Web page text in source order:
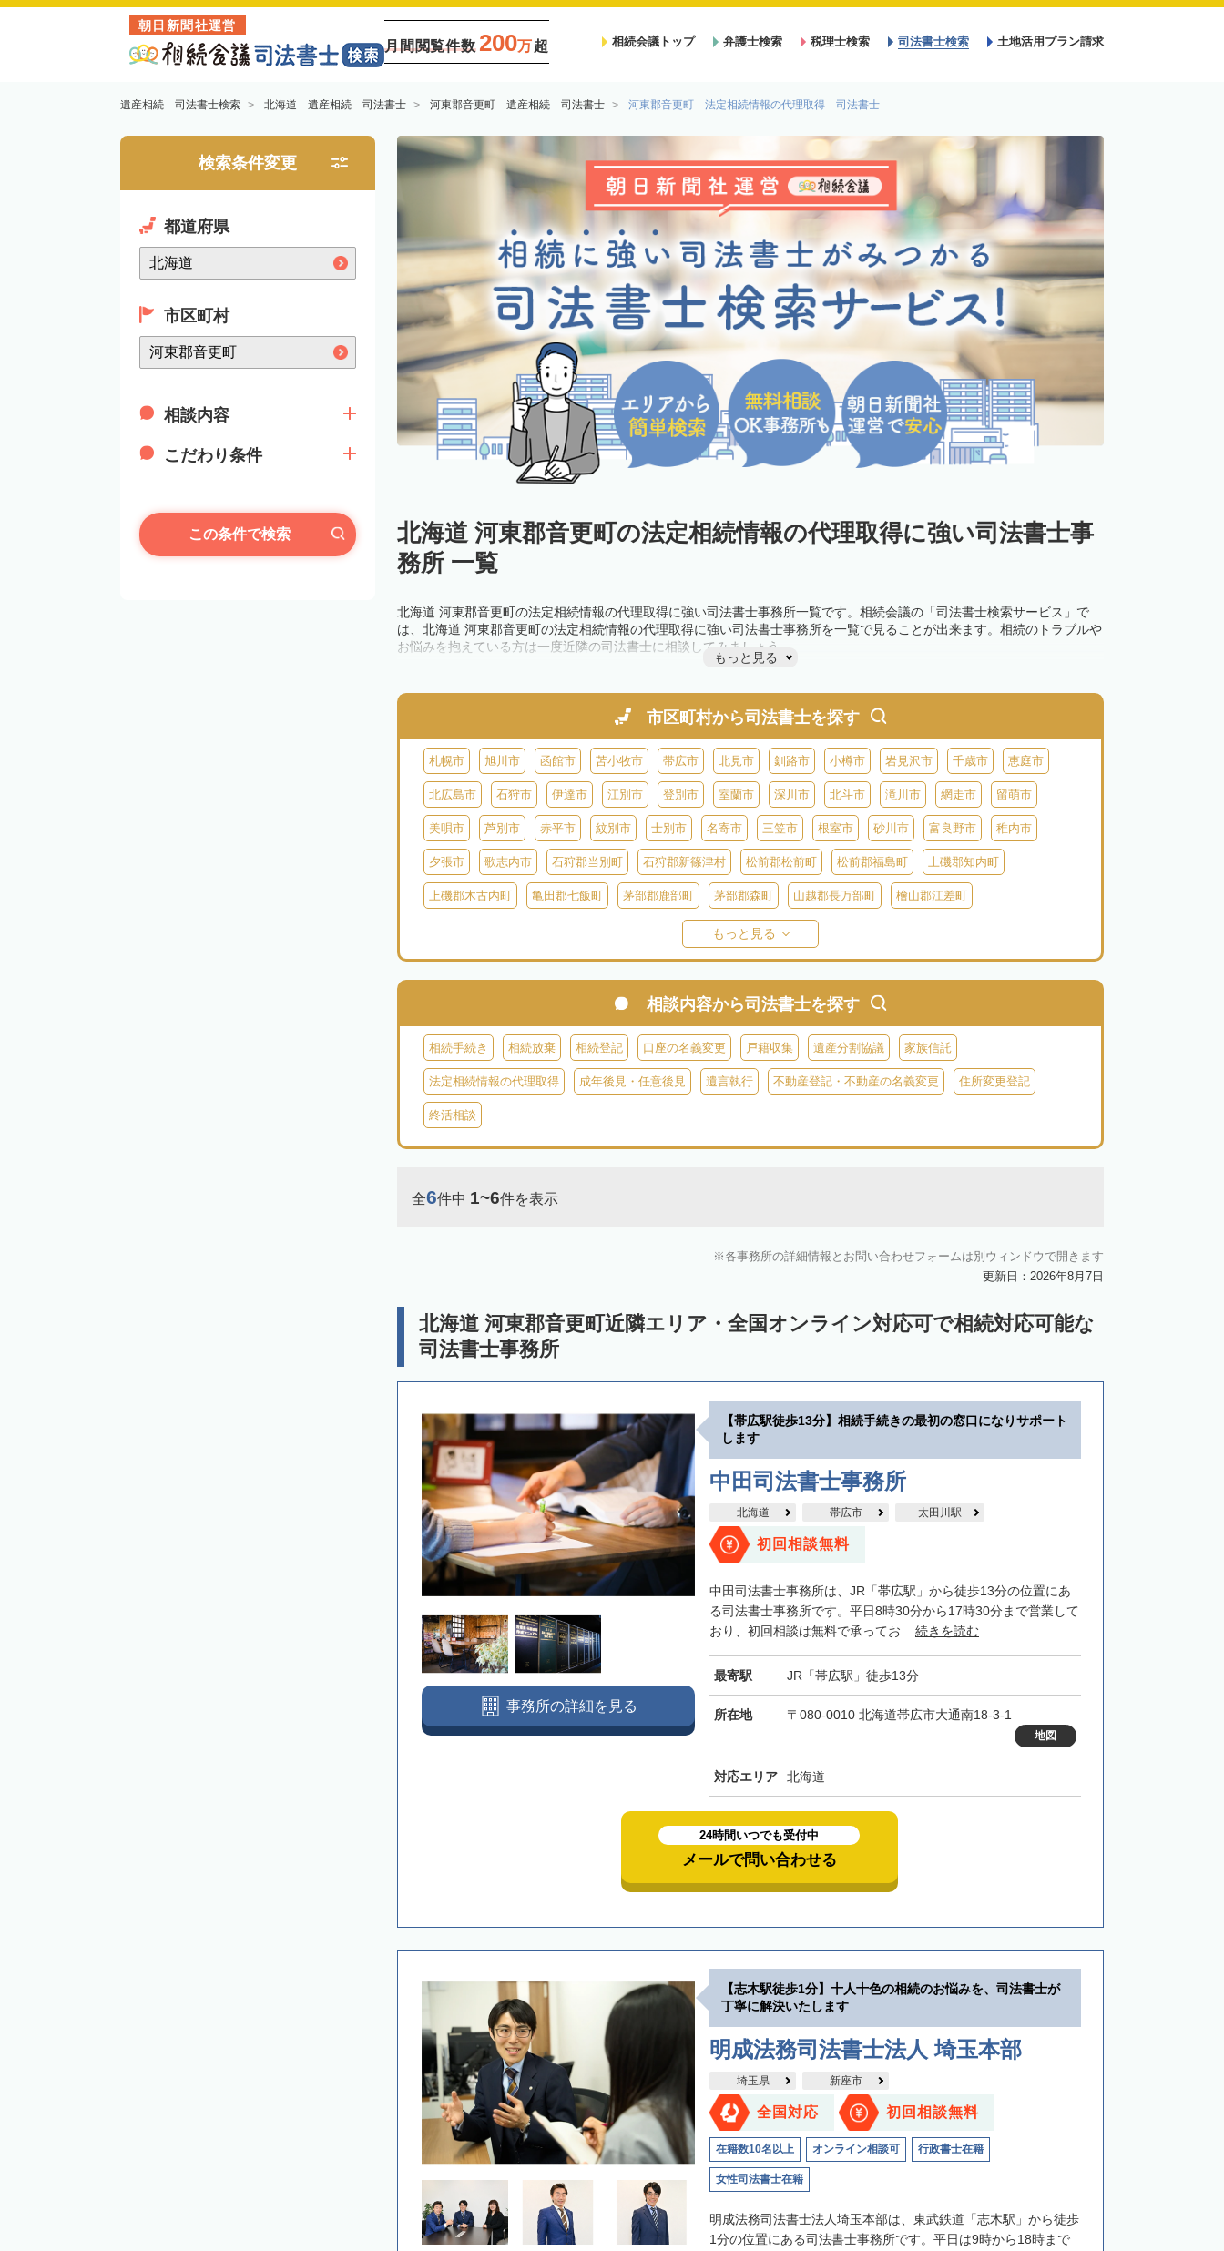
朝日新聞社運営
月間閲覧件数 200万超 相続会議トップ 弁護士検索 税理士検索 司法書士検索 土地活用プラン請求
遺産相続 司法書士検索 北海道 遺産相続 司法書士 河東郡音更町 遺産相続 司法書士 河東郡音更町 法定相続情報の代理取得 司法書士
検索条件変更
都道府県
市区町村
相談内容
こだわり条件
この条件で検索
北海道 河東郡音更町の法定相続情報の代理取得に強い司法書士事
務所 一覧
北海道 河東郡音更町の法定相続情報の代理取得に強い司法書士事務所一覧です。相続会議の「司法書士検索サービス」で
は、北海道 河東郡音更町の法定相続情報の代理取得に強い司法書士事務所を一覧で見ることが出来ます。相続のトラブルや
お悩みを抱えている方は一度近隣の司法書士に相談してみましょう。
もっと見る
市区町村から司法書士を探す
札幌市 旭川市 函館市 苫小牧市 帯広市 北見市 釧路市 小樽市 岩見沢市 千歳市 恵庭市
北広島市 石狩市 伊達市 江別市 登別市 室蘭市 深川市 北斗市 滝川市 網走市 留萌市
美唄市 芦別市 赤平市 紋別市 士別市 名寄市 三笠市 根室市 砂川市 富良野市 稚内市
夕張市 歌志内市 石狩郡当別町 石狩郡新篠津村 松前郡松前町 松前郡福島町 上磯郡知内町
上磯郡木古内町 亀田郡七飯町 茅部郡鹿部町 茅部郡森町 山越郡長万部町 檜山郡江差町
奥尻郡奥尻町
島牧郡島牧村 寿都郡寿都町 寿都郡黒松内町 磯谷郡蘭越町 虻田郡ニセコ町 虻田郡倶知安町
虻田郡喜茂別町 虻田郡京極町 虻田郡豊浦町
岩内郡共和町 岩内郡岩内町 二海郡八雲町 古宇郡泊村 古宇郡神恵内村 古平郡古平町 積丹郡積丹町
余市郡仁木町 余市郡余市町 余市郡赤井川村 空知郡南幌町 空知郡奈井江町 空知郡上砂川町
空知郡上富良野町 空知郡中富良野町 空知郡南富良野町 夕張郡由仁町 夕張郡長沼町 夕張郡栗山町
樺戸郡月形町
上川郡東神楽町 上川郡鷹栖町
中川郡幕別町 中川郡池田町 中川郡豊頃町
天塩郡遠別町 天塩郡天塩町 天塩郡豊富町 天塩郡幌延町 宗谷郡猿払村 枝幸郡浜頓別町
斜里郡清里町 斜里郡小清水町 常呂郡訓子府町
常呂郡置戸町 常呂郡佐呂間町 紋別郡遠軽町 紋別郡湧別町
紋別郡西興部村 紋別郡雄武町 有珠郡壮瞥町 白老郡白老町 沙流郡日高町 沙流郡平取町
浦河郡浦河町 様似郡様似町 幌泉郡えりも町
河東郡上士幌町 河東郡鹿追町 河西郡芽室町 河西郡中札内村 河西郡更別村
広尾郡広尾町 足寄郡足寄町 足寄郡陸別町
白糠郡白糠町 野付郡別海町 標津郡中標津町
標津郡標津町 目梨郡羅臼町
もっと見る
相談内容から司法書士を探す
相続手続き 相続放棄 相続登記 口座の名義変更 戸籍収集 遺産分割協議 家族信託
法定相続情報の代理取得 成年後見・任意後見 遺言執行 不動産登記・不動産の名義変更 住所変更登記
終活相談
全6件中 1~6件を表示
各事務所の詳細情報とお問い合わせフォームは別ウィンドウで開きます
更新日：2026年8月7日
北海道 河東郡音更町近隣エリア・全国オンライン対応可で相続対応可能な
司法書士事務所
【帯広駅徒歩13分】相続手続きの最初の窓口になりサポート
します
中田司法書士事務所
北海道 帯広市 太田川駅
初回相談無料
中田司法書士事務所は、JR「帯広駅」から徒歩13分の位置にあ
る司法書士事務所です。平日8時30分から17時30分まで営業して
おり、初回相談は無料で承ってお... 続きを読む
最寄駅 JR「帯広駅」徒歩13分
所在地 〒080-0010 北海道帯広市大通南18-3-1
地図
対応エリア 北海道
事務所の詳細を見る
24時間いつでも受付中
メールで問い合わせる
【志木駅徒歩1分】十人十色の相続のお悩みを、司法書士が
丁寧に解決いたします
明成法務司法書士法人 埼玉本部
埼玉県 新座市
全国対応 初回相談無料
在籍数10名以上 オンライン相談可 行政書士在籍
女性司法書士在籍
明成法務司法書士法人埼玉本部は、東武鉄道「志木駅」から徒歩
1分の位置にある司法書士事務所です。平日は9時から18時まで